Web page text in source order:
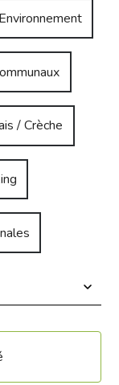
Environnement
/ Crèche